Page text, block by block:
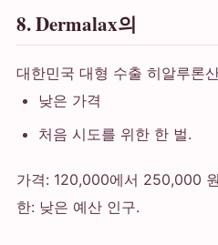
8. Dermalax의
대한민국 대형 수출 히알루론
낮은 가격
처음 시도를 위한 한 벌.
가격: 120,000에서 250,000
한: 낮은 예산 인구.